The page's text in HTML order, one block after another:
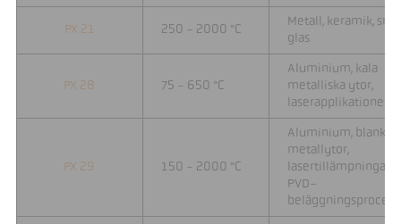
PX 21 250 - 2000 °C
Metall, keramik,
glas
PX 28 75 - 650 °C
Aluminium, kala
metalliska ytor,
laserapplikationer
PX 29 150 - 2000 °C
Aluminium, blanka
metallytor,
lasertillämpningar,
PVD-